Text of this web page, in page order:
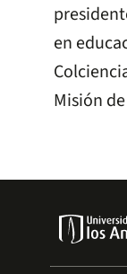
en
Misión